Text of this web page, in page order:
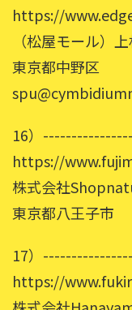
https://
（松屋モール）
東京都中野区
16）----------------
https://
株式会社
東京都八王子市
17）----------------
https://